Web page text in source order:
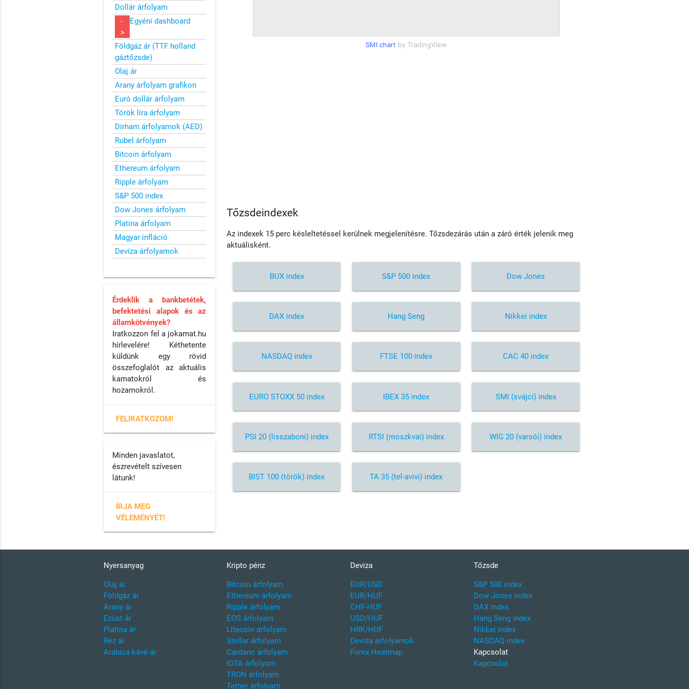
SMI chart by TradingView
Tőzsdeindexek
Az indexek 15 perc késleltetéssel kerülnek megjelenítésre. Tőzsdezárás után a záró érték jelenik meg
aktuálisként.
BUX index S&P 500 index Dow Jones
DAX index Hang Seng Nikkei index
NASDAQ index FTSE 100 index CAC 40 index
EURO STOXX 50 index IBEX 35 index SMI (svájci) index
PSI 20 (lisszaboni) index RTSI (moszkvai) index WIG 20 (varsói) index
BIST 100 (török) index TA 35 (tel-avivi) index
Dollár árfolyam
-
>
Egyéni dashboard
Földgáz ár (TTF holland
gáztőzsde)
Olaj ár
Arany árfolyam grafikon
Euró dollár árfolyam
Török líra árfolyam
Dirham árfolyamok (AED)
Rubel árfolyam
Bitcoin árfolyam
Ethereum árfolyam
Ripple árfolyam
S&P 500 index
Dow Jones árfolyam
Platina árfolyam
Magyar infláció
Deviza árfolyamok
Érdeklik a bankbetétek,
befektetési alapok és az
államkötvények?
Iratkozzon fel a jokamat.hu
hírlevelére! Kéthetente
küldünk egy rövid
összefoglalót az aktuális
kamatokról és
hozamokról.
FELIRATKOZOM!
Minden javaslatot,
észrevételt szívesen
látunk!
ÍRJA MEG
VÉLEMÉNYÉT!
Nyersanyag
Olaj ár
Földgáz ár
Arany ár
Ezüst ár
Platina ár
Réz ár
Arabica kávé ár
Kripto pénz
Bitcoin árfolyam
Ethereum árfolyam
Ripple árfolyam
EOS árfolyam
Litecoin árfolyam
Stellar árfolyam
Cardano árfolyam
IOTA árfolyam
TRON árfolyam
Tether árfolyam
Deviza
EUR/USD
EUR/HUF
CHF-HUF
USD/HUF
HRK/HUF
Deviza árfolyamok
Forex Heatmap
Tőzsde
S&P 500 index
Dow Jones index
DAX index
Hang Seng index
Nikkei index
NASDAQ index
Kapcsolat
Kapcsolat